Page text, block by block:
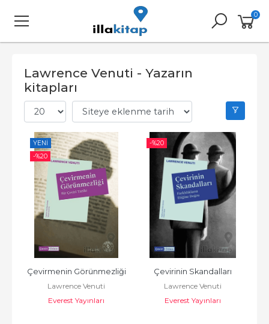
0
Lawrence Venuti - Yazarın
kitapları
YENI
-%20
Çevirmenin Görünmezliği
Lawrence Venuti
Everest Yayınları
-%20
Çevirinin Skandalları
Lawrence Venuti
Everest Yayınları